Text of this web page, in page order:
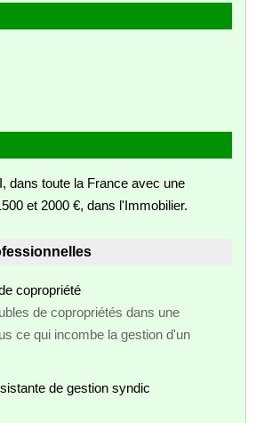
dans toute la France avec une
et 2000 €, dans l'Immobilier.
copropriété
de copropriétés dans une
ce qui incombe la gestion d'un
de gestion syndic